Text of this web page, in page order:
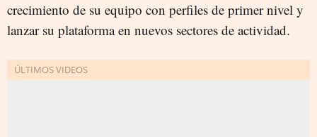
crecimiento de su equipo con perfiles de primer nivel y
lanzar su plataforma en nuevos sectores de actividad.